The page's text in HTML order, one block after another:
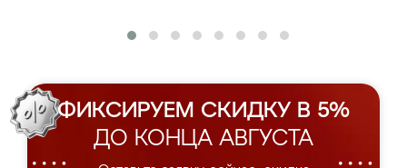
ФИКСИРУЕМ СКИДКУ В 5%
ДО КОНЦА АВГУСТА